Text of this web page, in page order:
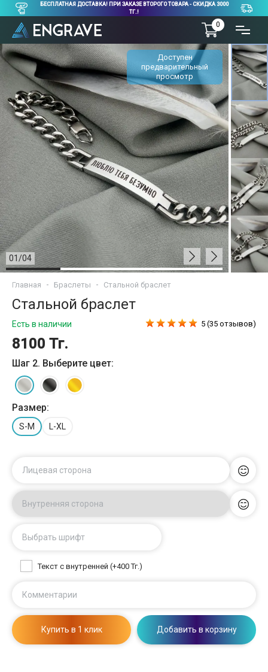
БЕСПЛАТНАЯ ДОСТАВКА! ПРИ ЗАКАЗЕ ВТОРОГО ТОВАРА - СКИДКА 3000
ТГ.!
0
Доступен
предварительный
просмотр
01/04
Главная Браслеты Стальной браслет
Стальной браслет
Есть в наличии
8100 Тг.
5 (35 отзывов)
Шаг 2. Выберите цвет:
Размер:
S-M L-XL
Лицевая сторона
Внутренняя сторона
Выбрать шрифт
Текст с внутренней (+400 Тг.)
Комментарии
Купить в 1 клик Добавить в корзину